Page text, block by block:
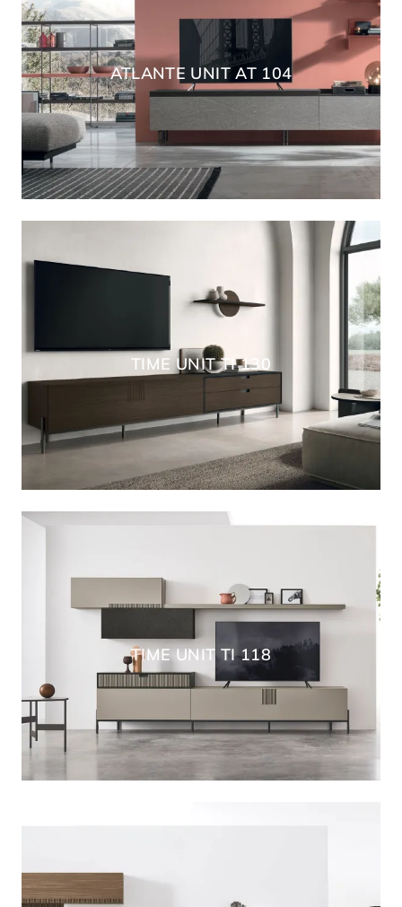
ATLANTE UNIT AT 104
TIME UNIT TI 130
TIME UNIT TI 118